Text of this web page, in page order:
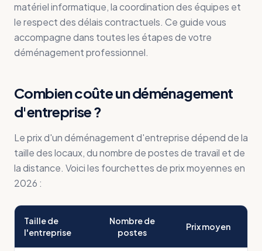
matériel informatique, la coordination des équipes et
le respect des délais contractuels. Ce guide vous
accompagne dans toutes les étapes de votre
déménagement professionnel.
Combien coûte un déménagement
d'entreprise ?
Le prix d'un déménagement d'entreprise dépend de la
taille des locaux, du nombre de postes de travail et de
la distance. Voici les fourchettes de prix moyennes en
2026 :
Taille de
l'entreprise
Nombre de
postes
Prix moyen